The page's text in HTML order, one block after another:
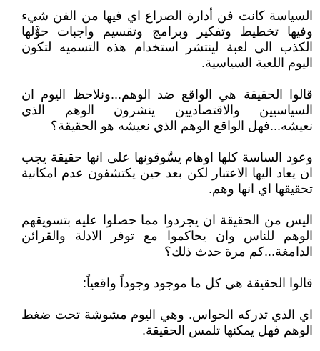
السياسة كانت فن أدارة الصراع اي فيها من الفن شيء
وفيها تخطيط وتفكير وبرامج وتقسيم واجبات حوَّلها
الكذب الى لعبة لينتشر استخدام هذه التسميه لتكون
اليوم اللعبة السياسية.
قالوا الحقيقة هي الواقع ضد الوهم...ونلاحظ اليوم ان
السياسيين والاقتصاديين ينشرون الوهم الذي
نعيشه...فهل الواقع الوهم الذي نعيشه هو الحقيقة؟
وعود الساسة كلها اوهام يسَّوقونها على انها حقيقة يجب
ان يعاد اليها الاعتبار لكن بعد حين يكتشفون عدم امكانية
تحقيقها اي انها وهم.
اليس من الحقيقة ان يجردوا مما حصلوا عليه بتسويقهم
الوهم للناس وان يحاكموا مع توفر الادلة والقرائن
الدامغة...كم مرة حدث ذلك؟
قالوا الحقيقة هي كل ما موجود وجوداً واقعياً:
اي الذي تدركه الحواس. وهي اليوم مشوشة تحت ضغط
الوهم فهل يمكنها تلمس الحقيقة.